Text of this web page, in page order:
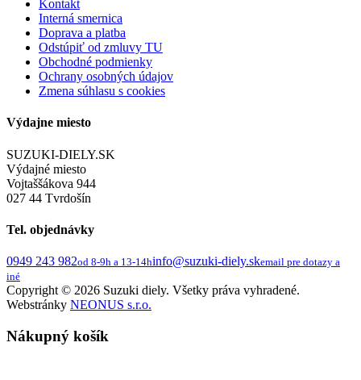
Kontakt
Interná smernica
Doprava a platba
Odstúpiť od zmluvy TU
Obchodné podmienky
Ochrany osobných údajov
Zmena súhlasu s cookies
Výdajne miesto
SUZUKI-DIELY.SK
Výdajné miesto
Vojtaššákova 944
027 44 Tvrdošín
Tel. objednávky
0949 243 982od 8-9h a 13-14hinfo@suzuki-diely.skemail pre dotazy a
iné
Copyright © 2026 Suzuki diely. Všetky práva vyhradené.
Webstránky NEONUS s.r.o.
Nákupný košík